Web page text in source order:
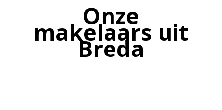
Onze
makelaars uit
Breda